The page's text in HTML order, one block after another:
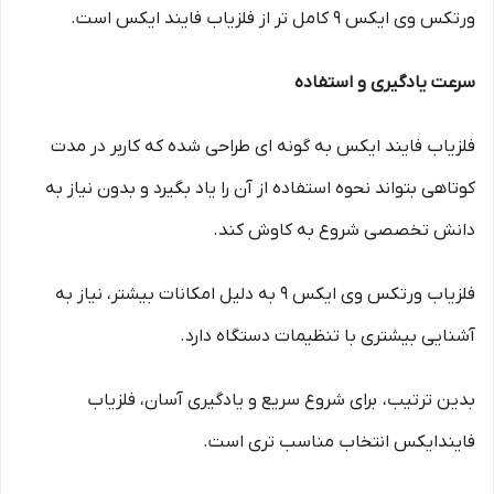
ورتکس وی ایکس 9 کامل تر از فلزیاب فایند ایکس است.
سرعت یادگیری و استفاده
فلزیاب فایند ایکس به گونه ای طراحی شده که کاربر در مدت
کوتاهی بتواند نحوه استفاده از آن را یاد بگیرد و بدون نیاز به
دانش تخصصی شروع به کاوش کند.
فلزیاب ورتکس وی ایکس 9 به دلیل امکانات بیشتر، نیاز به
آشنایی بیشتری با تنظیمات دستگاه دارد.
بدین ترتیب، برای شروع سریع و یادگیری آسان، فلزیاب
فایندایکس انتخاب مناسب تری است.